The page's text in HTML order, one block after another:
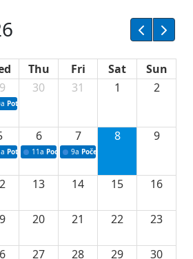
Thu Fri Sat
Sun
Potpisivanje ugovora sa neprofitnim
30 31 1 2
Potpisivanje ugovora o stipendijama za
6
11a Podrška razvoju vodne infrastrukture u
7
9a Početak izgradnje nove
8 9
13 14 15 16
20 21 22 23
27 28 29 30